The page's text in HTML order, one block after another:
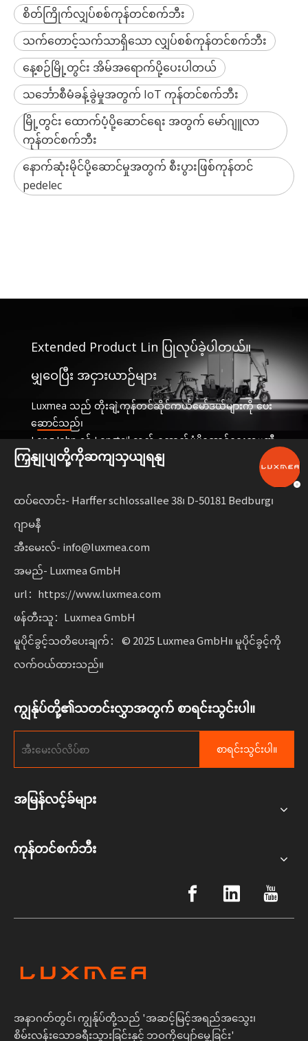
စိတ်ကြိုက်လျှပ်စစ်ကုန်တင်စက်ဘီး
သက်တောင့်သက်သာရှိသော လျှပ်စစ်ကုန်တင်စက်ဘီး
​နေ့စဉ်​မြို့တွင်း အိမ်​အ​ရောက်​ပို့​ပေးပါတယ်​
သင်္ဘောစီမံခန့်ခွဲမှုအတွက် IoT ကုန်တင်စက်ဘီး
မြို့တွင်း ထောက်ပံ့ပို့ဆောင်ရေး အတွက် မော်ဂျူလာ
ကုန်တင်စက်ဘီး
နောက်ဆုံးမိုင်ပို့ဆောင်မှုအတွက် စီးပွားဖြစ်ကုန်တင်
pedelec
Extended Product Lin ပြုလုပ်ခဲ့ပါတယ်။
မျှဝေပြီး အငှားယာဉ်များ
Luxmea သည် တိုးချဲ့ကုန်တင်ဆိုင်ကယ်မော်ဒယ်များကို ပေး
ဆောင်သည်၊
Long John နှင့် Longtail သည် ထောက်ပံ့ပို့ဆောင်ရေးကုမ္ပဏီ
များအတွက် အံဝင်ခွင်ကျဖြစ်ပြီး၊
ဝန်ဆောင်မှုများနှင့် အငှားယာဉ်များကို မျှဝေခြင်း။ ဤဖြေရှင်း
နည်းများသည် လုပ်ဆောင်နိုင်စွမ်းကို ပေါင်းစပ်ထားသည်။
စီးပွားရေးလုပ်ငန်းများအတွက် လိုက်လျောညီထွေရှိမှုနှင့်အတူ
စဉ်ဆက်မပြတ်ရွေ့လျားနိုင်မှုကို ချဲ့ထွင်ပါ။
ကြှနျုပျတို့ကိုဆကျသှယျရနျ
ထပ်လောင်း- Harffer schlossallee 38၊ D-50181 Bedburg၊
ဂျာမနီ
အီးမေးလ်- info@luxmea.com
အမည်- Luxmea GmbH
url：https://www.luxmea.com
ဖန်တီးသူ：Luxmea GmbH
မူပိုင်ခွင့်သတိပေးချက်： © 2025 Luxmea GmbH။ မူပိုင်ခွင့်ကို
လက်ဝယ်ထားသည်။
ကျွန်ုပ်တို့၏သတင်းလွှာအတွက် စာရင်းသွင်းပါ။
စာရင်းသွင်းပါ။
အမြန်လင့်ခ်များ
ကုန်တင်စက်ဘီး
အနာဂတ်တွင်၊ ကျွန်ုပ်တို့သည် 'အဆင့်မြင့်အရည်အသွေး၊
စိမ်းလန်းသောခရီးသွားခြင်းနှင့် ဘဝကိုပျော်မွေ့ခြင်း'